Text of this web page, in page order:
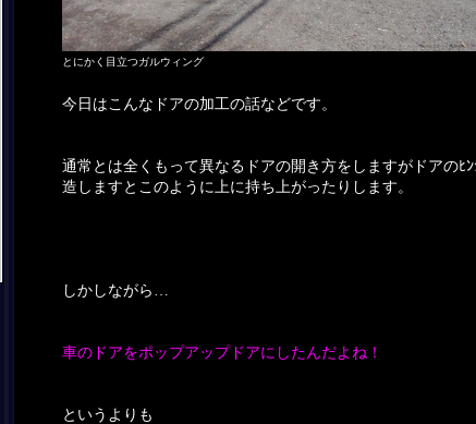
とにかく目立つガルウィング
今日はこんなドアの加工の話などです。
通常とは全くもって異なるドアの開き方をしますがドアのﾋﾝ
造しますとこのように上に持ち上がったりします。
しかしながら…
車のドアをポップアップドアにしたんだよね！
というよりも